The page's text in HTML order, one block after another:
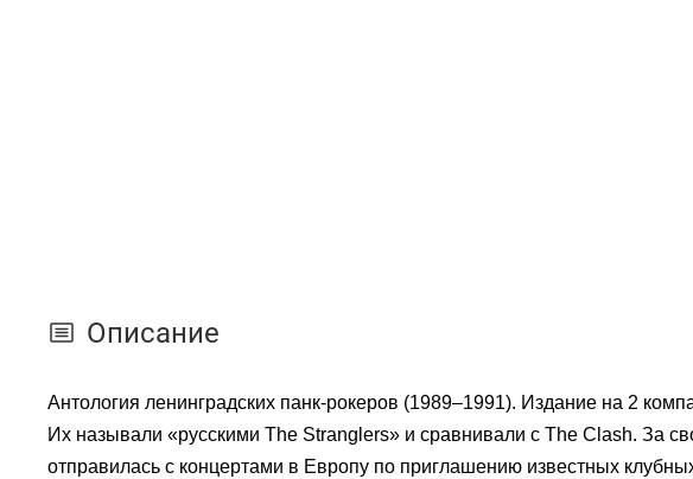
Описание
Антология ленинградских панк-рокеров (1989–1991). Издание на 2
Их называли «русскими The Stranglers» и сравнивали с The Clash. За
отправилась с концертами в Европу по приглашению известных